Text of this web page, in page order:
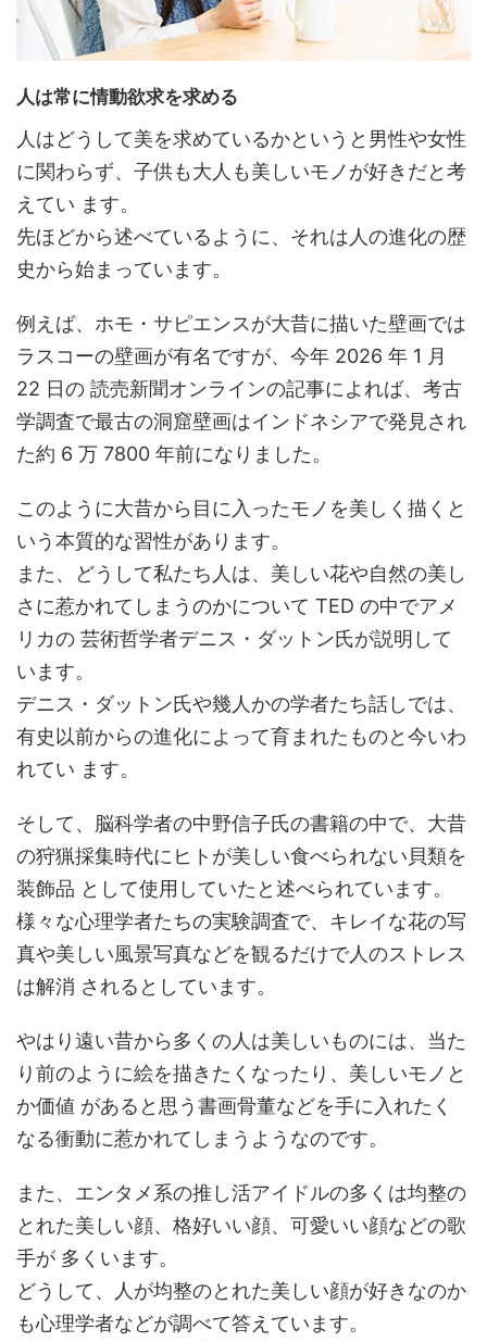
人は常に情動欲求を求める
人はどうして美を求めているかというと男性や女性
に関わらず、子供も大人も美しいモノが好きだと考
えてい ます。
先ほどから述べているように、それは人の進化の歴
史から始まっています。
例えば、ホモ・サピエンスが大昔に描いた壁画では
ラスコーの壁画が有名ですが、今年 2026 年 1 月
22 日の 読売新聞オンラインの記事によれば、考古
学調査で最古の洞窟壁画はインドネシアで発見され
た約 6 万 7800 年前になりました。
このように大昔から目に入ったモノを美しく描くと
いう本質的な習性があります。
また、どうして私たち人は、美しい花や自然の美し
さに惹かれてしまうのかについて TED の中でアメ
リカの 芸術哲学者デニス・ダットン氏が説明して
います。
デニス・ダットン氏や幾人かの学者たち話しでは、
有史以前からの進化によって育まれたものと今いわ
れてい ます。
そして、脳科学者の中野信子氏の書籍の中で、大昔
の狩猟採集時代にヒトが美しい食べられない貝類を
装飾品 として使用していたと述べられています。
様々な心理学者たちの実験調査で、キレイな花の写
真や美しい風景写真などを観るだけで人のストレス
は解消 されるとしています。
やはり遠い昔から多くの人は美しいものには、当た
り前のように絵を描きたくなったり、美しいモノと
か価値 があると思う書画骨董などを手に入れたく
なる衝動に惹かれてしまうようなのです。
また、エンタメ系の推し活アイドルの多くは均整の
とれた美しい顔、格好いい顔、可愛いい顔などの歌
手が 多くいます。
どうして、人が均整のとれた美しい顔が好きなのか
も心理学者などが調べて答えています。